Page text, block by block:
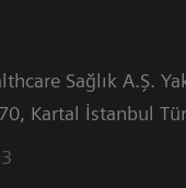
Sağlık A.Ş.
, Kartal İstanbul